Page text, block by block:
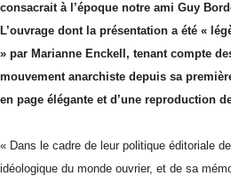
consacrait à l’époque notre ami Guy
L’ouvrage dont la présentation a été «
» par Marianne Enckell, tenant compte
mouvement anarchiste depuis sa
en page élégante et d’une reproduction
« Dans le cadre de leur politique éditoriale
idéologique du monde ouvrier, et de sa